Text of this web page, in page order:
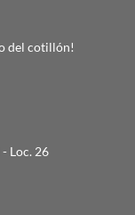
del cotillón!
Loc. 26